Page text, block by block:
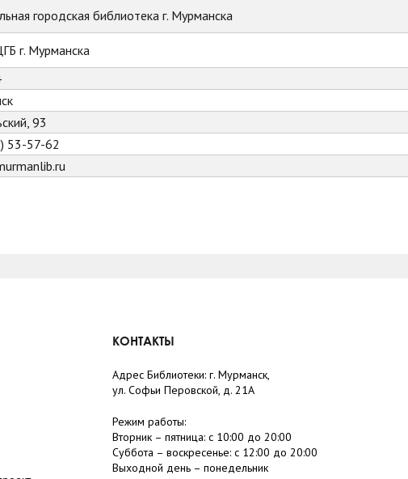
городская библиотека г. Мурманска
г. Мурманска
93
53-57-62
КОНТАКТЫ
Адрес Библиотеки: г. Мурманск,
ул. Софьи Перовской, д. 21А
Режим работы:
Вторник – пятница: с 10:00 до 20:00
Суббота – воскресенье: c 12:00 до 20:00
Выходной день – понедельник